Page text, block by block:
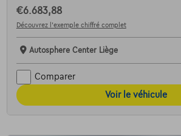
€6.683,88
Découvrez l’exemple chiffré complet
Autosphere Center Liège
Comparer
Voir le véhicule